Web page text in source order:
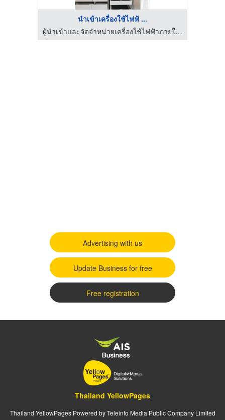
นำเข้าเครื่องใช้ไฟฟ้ ...
ผู้นำเข้าและจัดจำหน่ายเครื่องใช้ไฟฟ้าภายในครัว
Advertising with us
Update Business for free
Free registration
Thailand YellowPages
Thailand YellowPages Powered by Teleinfo Media Public Company Limited